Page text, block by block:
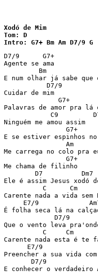
Xodó de Mim
Tom: D
Intro: G7+ Bm Am D7/9 G
D7/9      G7+
Agente se ama
Bm
E num olhar já sabe que
           D7/9
Cuidar de mim
G7+
Palavras de amor pra lá
C9
Ninguém me amou assim
G7+
E se estiver espinhos no
Am
Me carrega no colo pra
                G7+
Me chama de filinho
D7          Dm7
Ele é assim Jesus xodó
C      Cm
Carente nada a vida sem
E7/9
É folha seca lá na
D7/9
Que o vento leva
C     Cm
Carente nada esta é te
E7/9
Preencher a sua vida
D7/9
E conhecer o verdadeiro